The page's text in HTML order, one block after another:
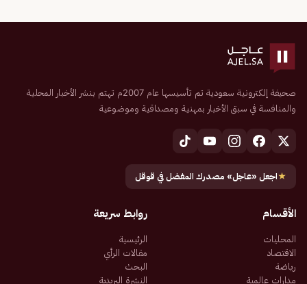
صحيفة إلكترونية سعودية تم تأسيسها عام 2007م تهتم بنشر الأخبار المحلية
والمنافسة في سبق الأخبار بمهنية ومصداقية وموضوعية
★اجعل «عاجل» مصدرك المفضل في قوقل
الأقسام
المحليات
الاقتصاد
رياضة
مدارات عالمية
روابط سريعة
الرئيسية
مقالات الرأي
البحث
النشرة البريدية